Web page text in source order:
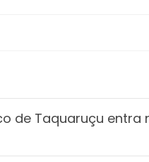
de Taquaruçu